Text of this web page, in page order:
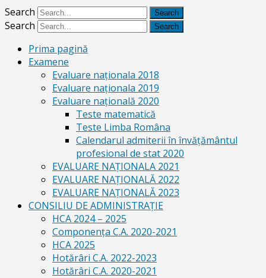
Search
Search
Prima pagină
Examene
Evaluare naționala 2018
Evaluare naționala 2019
Evaluare națională 2020
Teste matematică
Teste Limba Româna
Calendarul admiterii în învăţământul
profesional de stat 2020
EVALUARE NAȚIONALA 2021
EVALUARE NAŢIONALĂ 2022
EVALUARE NAŢIONALĂ 2023
CONSILIU DE ADMINISTRAȚIE
HCA 2024 – 2025
Componența C.A. 2020-2021
HCA 2025
Hotărâri C.A. 2022-2023
Hotărâri C.A. 2020-2021